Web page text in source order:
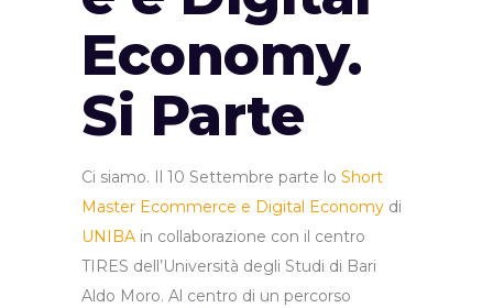
Economy.
Si Parte
Ci siamo. Il 10 Settembre parte lo Short
Master Ecommerce e Digital Economy di
UNIBA in collaborazione con il centro
TIRES dell’Università degli Studi di Bari
Aldo Moro. Al centro di un percorso